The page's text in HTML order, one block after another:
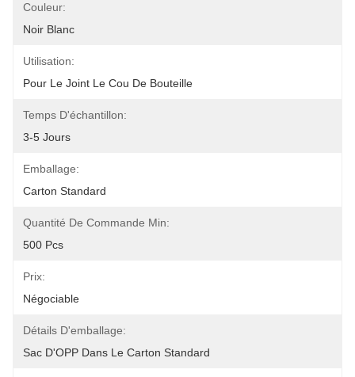
Couleur:
Noir Blanc
Utilisation:
Pour Le Joint Le Cou De Bouteille
Temps D'échantillon:
3-5 Jours
Emballage:
Carton Standard
Quantité De Commande Min:
500 Pcs
Prix:
Négociable
Détails D'emballage:
Sac D'OPP Dans Le Carton Standard